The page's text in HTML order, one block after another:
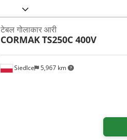
Siedlce 5,967 km
टेबल गोलाकार आरी
CORMAKTS250C 400V